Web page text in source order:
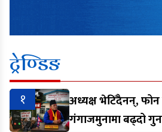
ट्रेण्डिङ
१
अध्यक्ष भेटिँदैनन्, फोन
गंगाजमुनामा बढ्दो